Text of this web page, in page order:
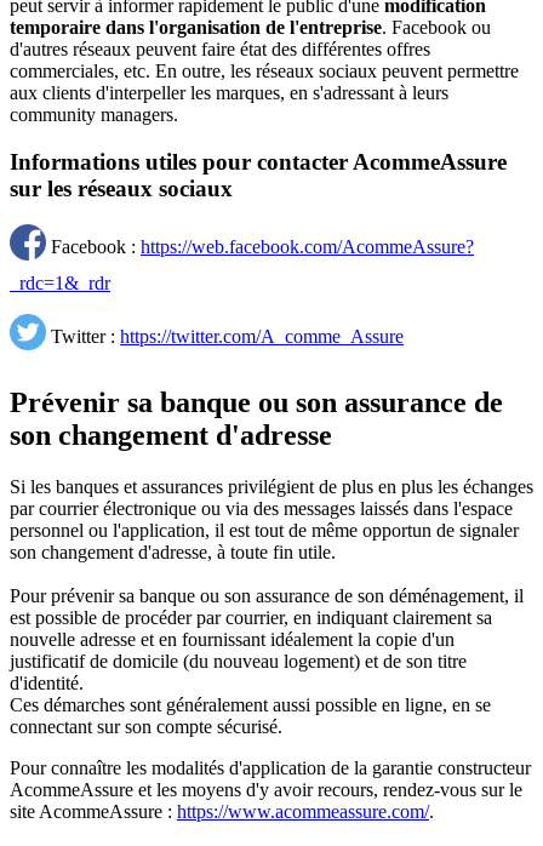
peut servir à informer rapidement le public d'une modification
temporaire dans l'organisation de l'entreprise. Facebook ou
d'autres réseaux peuvent faire état des différentes offres
commerciales, etc. En outre, les réseaux sociaux peuvent permettre
aux clients d'interpeller les marques, en s'adressant à leurs
community managers.
Informations utiles pour contacter AcommeAssure
sur les réseaux sociaux
Facebook : https://web.facebook.com/AcommeAssure?
_rdc=1&_rdr
Twitter : https://twitter.com/A_comme_Assure
Prévenir sa banque ou son assurance de
son changement d'adresse
Si les banques et assurances privilégient de plus en plus les échanges
par courrier électronique ou via des messages laissés dans l'espace
personnel ou l'application, il est tout de même opportun de signaler
son changement d'adresse, à toute fin utile.
Pour prévenir sa banque ou son assurance de son déménagement, il
est possible de procéder par courrier, en indiquant clairement sa
nouvelle adresse et en fournissant idéalement la copie d'un
justificatif de domicile (du nouveau logement) et de son titre
d'identité.
Ces démarches sont généralement aussi possible en ligne, en se
connectant sur son compte sécurisé.
Pour connaître les modalités d'application de la garantie constructeur
AcommeAssure et les moyens d'y avoir recours, rendez-vous sur le
site AcommeAssure : https://www.acommeassure.com/.